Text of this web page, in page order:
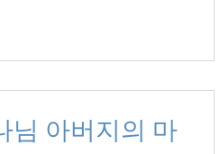
님 아버지의 마